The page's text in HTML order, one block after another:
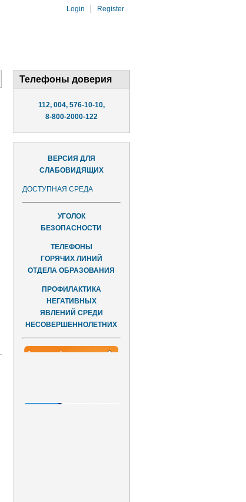
Login Register
Телефоны доверия
112, 004, 576-10-10,
8-800-2000-122
ВЕРСИЯ ДЛЯ
СЛАБОВИДЯЩИХ
ДОСТУПНАЯ СРЕДА
УГОЛОК
БЕЗОПАСНОСТИ
ТЕЛЕФОНЫ
ГОРЯЧИХ ЛИНИЙ
ОТДЕЛА ОБРАЗОВАНИЯ
ПРОФИЛАКТИКА
НЕГАТИВНЫХ
ЯВЛЕНИЙ СРЕДИ
НЕСОВЕРШЕННОЛЕТНИХ